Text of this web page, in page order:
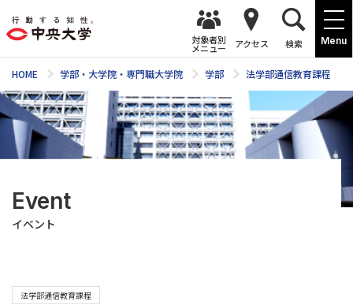
Menu
対象者別
メニュー アクセス 検索
HOME 学部・大学院・専門職大学院 学部 法学部通信教育課程
Event
イベント
法学部通信教育課程